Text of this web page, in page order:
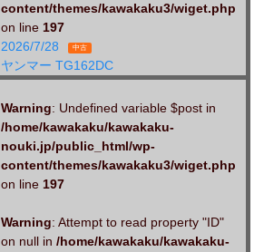
content/themes/kawakaku3/wiget.php
on line 197
2026/7/28
中古
ヤンマー TG162DC
Warning: Undefined variable $post in
/home/kawakaku/kawakaku-
nouki.jp/public_html/wp-
content/themes/kawakaku3/wiget.php
on line 197
Warning: Attempt to read property "ID"
on null in /home/kawakaku/kawakaku-